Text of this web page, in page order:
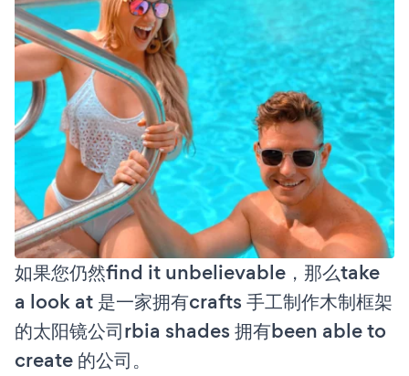
如果您仍然find it unbelievable，那么take
a look at 是一家拥有crafts 手工制作木制框架
的太阳镜公司rbia shades 拥有been able to
create 的公司。